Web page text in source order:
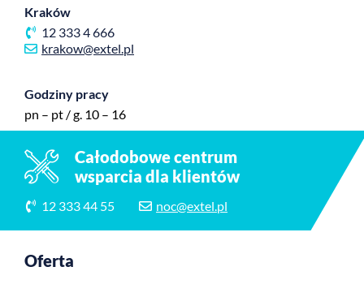
Kraków
12 333 4 666
krakow@extel.pl
Godziny pracy
pn – pt / g. 10 – 16
Całodobowe centrum
wsparcia dla klientów
12 333 44 55 noc@extel.pl
Oferta